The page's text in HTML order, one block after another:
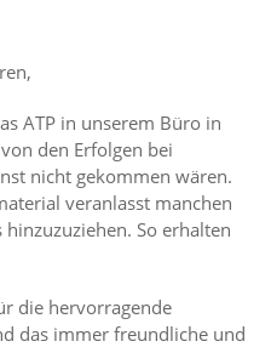
ATP in unserem Büro in
den Erfolgen bei
nicht gekommen wären.
veranlasst manchen
So erhalten
die hervorragende
das immer freundliche und